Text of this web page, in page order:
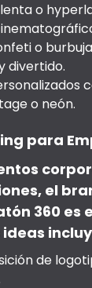
o
o
divertido.
o neón.
para
el
360 es
de